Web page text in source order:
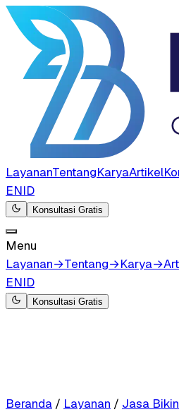
LayananTentangKaryaArtikel
ENID
Konsultasi Gratis
Menu
Layanan→Tentang→Karya→
ENID
Konsultasi Gratis
Beranda / Layanan / Jasa